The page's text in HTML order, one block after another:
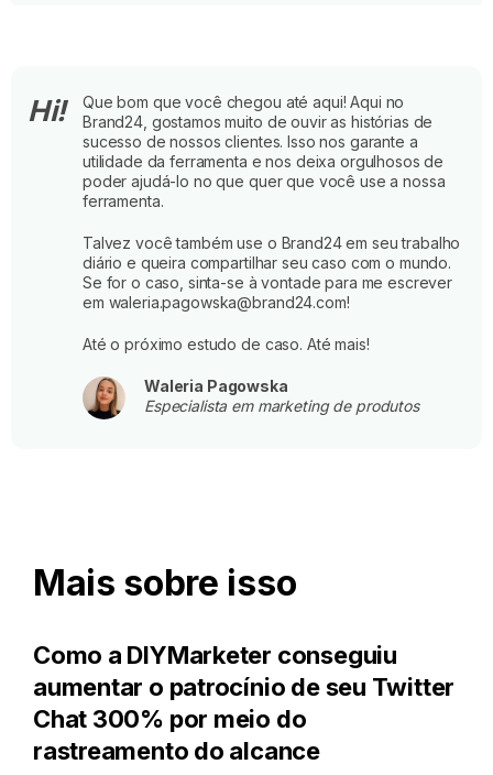
Hi!
Que bom que você chegou até aqui! Aqui no
Brand24, gostamos muito de ouvir as histórias de
sucesso de nossos clientes. Isso nos garante a
utilidade da ferramenta e nos deixa orgulhosos de
poder ajudá-lo no que quer que você use a nossa
ferramenta.
Talvez você também use o Brand24 em seu trabalho
diário e queira compartilhar seu caso com o mundo.
Se for o caso, sinta-se à vontade para me escrever
em waleria.pagowska@brand24.com!
Até o próximo estudo de caso. Até mais!
Waleria Pagowska
Especialista em marketing de produtos
Mais sobre isso
Como a DIYMarketer conseguiu
aumentar o patrocínio de seu Twitter
Chat 300% por meio do
rastreamento do alcance